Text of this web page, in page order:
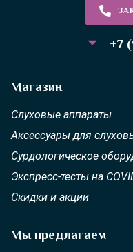
+7
Магазин
Слуховые аппараты
Аксессуары для
Сурдологическое
Экспресс-тесты на
Скидки и акции
Мы предлагаем